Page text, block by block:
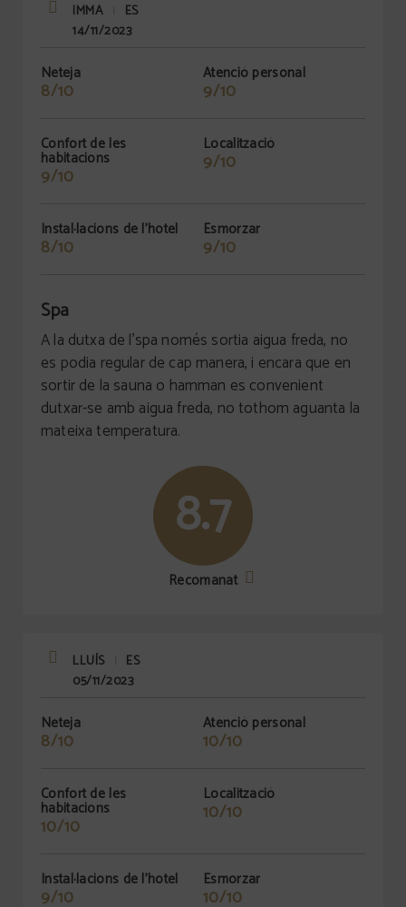
IMMA
ES
14/11/2023
Neteja
8/10
Atenció personal
9/10
Confort de les
habitacions
9/10
Localització
9/10
Instal·lacions de l'hotel
8/10
Esmorzar
9/10
Spa
A la dutxa de l'spa només sortia aigua freda, no
es podia regular de cap manera, i encara que en
sortir de la sauna o hamman es convenient
dutxar-se amb aigua freda, no tothom aguanta la
mateixa temperatura.
8.7
Recomanat
LLUÍS
ES
05/11/2023
Neteja
8/10
Atenció personal
10/10
Confort de les
habitacions
10/10
Localització
10/10
Instal·lacions de l'hotel
9/10
Esmorzar
10/10